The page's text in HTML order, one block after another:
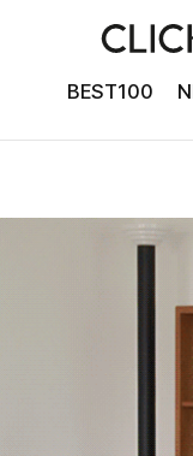
BEST100